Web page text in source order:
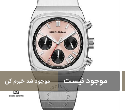
موجود نیست موجود شد خبرم کن